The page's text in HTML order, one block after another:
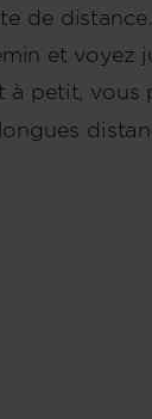
de
et voyez
à petit, vous